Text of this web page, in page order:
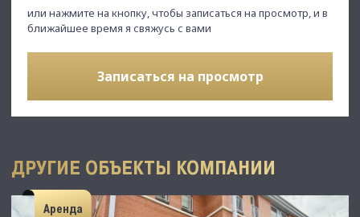
или нажмите на кнопку, чтобы записаться на просмотр, и в
ближайшее время я свяжусь с вами
Записаться на просмотр
ДРУГИЕ ОБЪЕКТЫ КОМПАНИИ
Аренда